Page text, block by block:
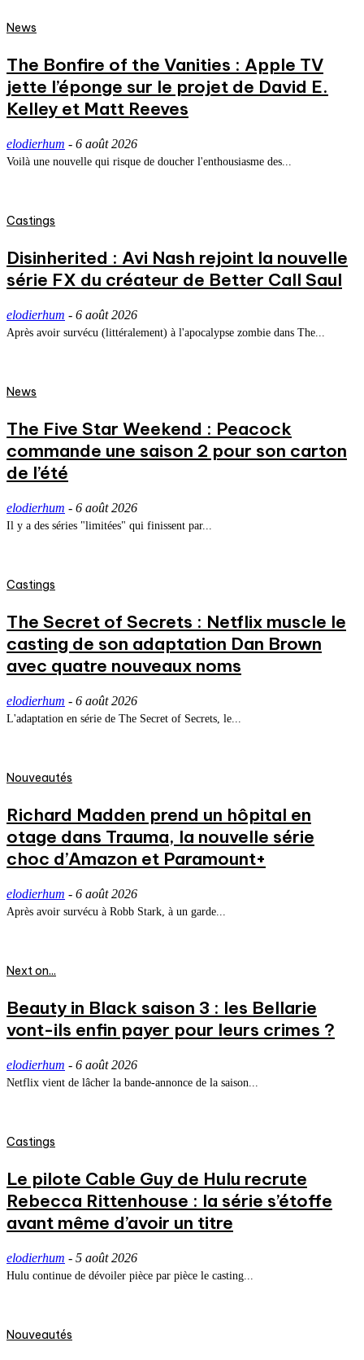
News
The Bonfire of the Vanities : Apple TV
jette l’éponge sur le projet de David E.
Kelley et Matt Reeves
elodierhum - 6 août 2026
Voilà une nouvelle qui risque de doucher l'enthousiasme des...
Castings
Disinherited : Avi Nash rejoint la nouvelle
série FX du créateur de Better Call Saul
elodierhum - 6 août 2026
Après avoir survécu (littéralement) à l'apocalypse zombie dans The...
News
The Five Star Weekend : Peacock
commande une saison 2 pour son carton
de l’été
elodierhum - 6 août 2026
Il y a des séries "limitées" qui finissent par...
Castings
The Secret of Secrets : Netflix muscle le
casting de son adaptation Dan Brown
avec quatre nouveaux noms
elodierhum - 6 août 2026
L'adaptation en série de The Secret of Secrets, le...
Nouveautés
Richard Madden prend un hôpital en
otage dans Trauma, la nouvelle série
choc d’Amazon et Paramount+
elodierhum - 6 août 2026
Après avoir survécu à Robb Stark, à un garde...
Next on...
Beauty in Black saison 3 : les Bellarie
vont-ils enfin payer pour leurs crimes ?
elodierhum - 6 août 2026
Netflix vient de lâcher la bande-annonce de la saison...
Castings
Le pilote Cable Guy de Hulu recrute
Rebecca Rittenhouse : la série s’étoffe
avant même d’avoir un titre
elodierhum - 5 août 2026
Hulu continue de dévoiler pièce par pièce le casting...
Nouveautés